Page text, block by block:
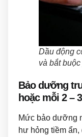
Dầu động
và bắt
Bảo dưỡng
hoặc mỗi 2 –
Mức bảo dưỡng
hư hỏng tiềm